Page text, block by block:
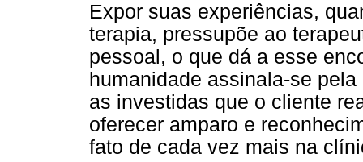
Expor suas experiências,
terapia, pressupõe ao
pessoal, o que dá a esse
humanidade assinala-se
as investidas que o cliente
oferecer amparo e
fato de cada vez mais na